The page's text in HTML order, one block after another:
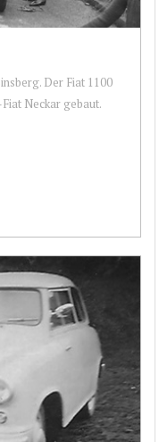
Der Fiat 1100
Neckar gebaut.